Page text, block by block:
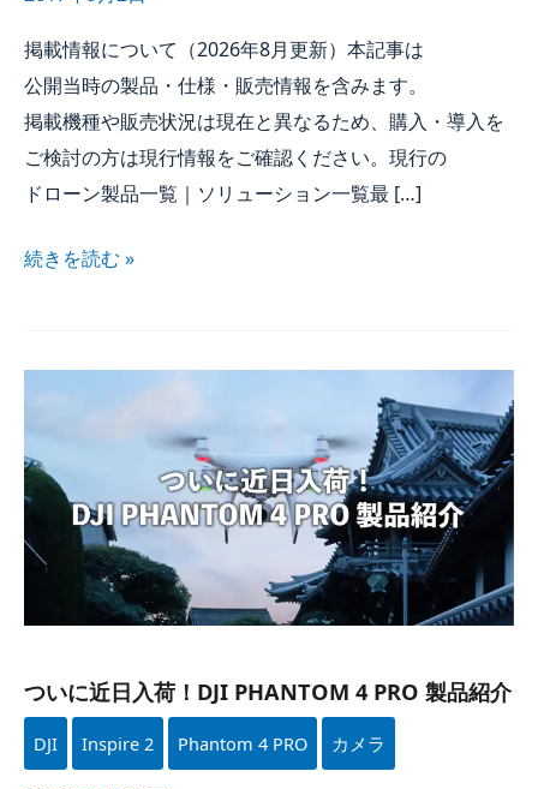
掲載情報に​ついて​（2026年8月更新）本記事は​
公開当時の​製品・仕様・販売情報を​含みます。​
掲載機種や​販売状況は​現在と​異なる​ため、​購入・導入を​
ご検討の​方は​現行情報を​ご確認ください。​現行の​
ドローン製品一覧｜ソリューション一覧​最 […​]
続きを​読む »
ついに​近日入荷！​DJI PHANTOM 4 PRO 製品紹介
DJI Inspire 2 Phantom 4 PRO カメラ
DJI
PHANTOM
PRO
製品紹介